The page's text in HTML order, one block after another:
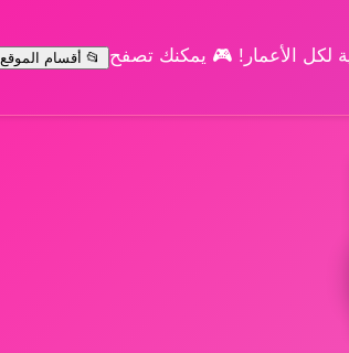
لكل الأعمار! 🎮 يمكنك تصفح 📂 أقسام الموقع